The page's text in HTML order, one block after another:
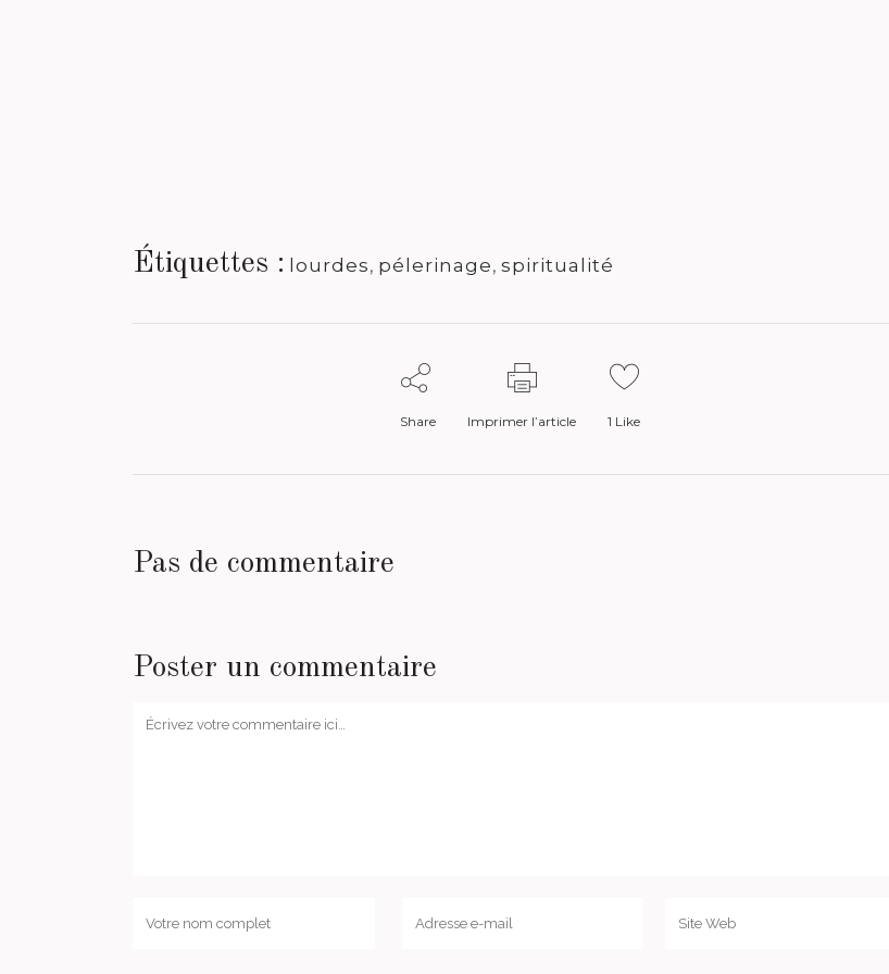
Étiquettes : lourdes, pélerinage, spiritualité
Share Imprimer l’article 1 Like
Pas de commentaire
Poster un commentaire